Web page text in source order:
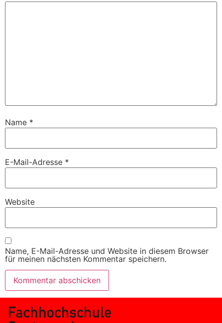
Name *
E-Mail-Adresse *
Website
Name, E-Mail-Adresse und Website in diesem Browser
für meinen nächsten Kommentar speichern.